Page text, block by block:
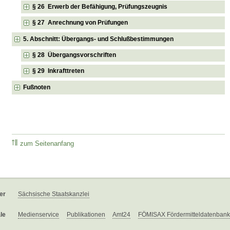
§ 26 Erwerb der Befähigung, Prüfungszeugnis
§ 27 Anrechnung von Prüfungen
5. Abschnitt: Übergangs- und Schlußbestimmungen
§ 28 Übergangsvorschriften
§ 29 Inkrafttreten
Fußnoten
zum Seitenanfang
Sächsische Staatskanzlei
Medienservice Publikationen Amt24 FÖMISAX Fördermitteldatenbank